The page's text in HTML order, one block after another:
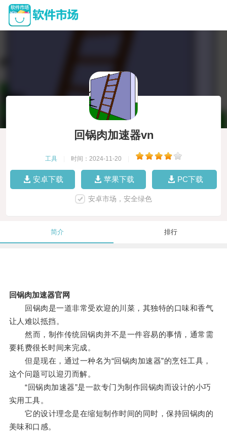
回锅肉加速器vn
工具 时间：2024-11-20
安卓下载 苹果下载 PC下载
安卓市场，安全绿色
简介 排行
回锅肉加速器官网
回锅肉是一道非常受欢迎的川菜，其独特的口味和香气
让人难以抵挡。
然而，制作传统回锅肉并不是一件容易的事情，通常需
要耗费很长时间来完成。
但是现在，通过一种名为“回锅肉加速器”的烹饪工具，
这个问题可以迎刃而解。
“回锅肉加速器”是一款专门为制作回锅肉而设计的小巧
实用工具。
它的设计理念是在缩短制作时间的同时，保持回锅肉的
美味和口感。